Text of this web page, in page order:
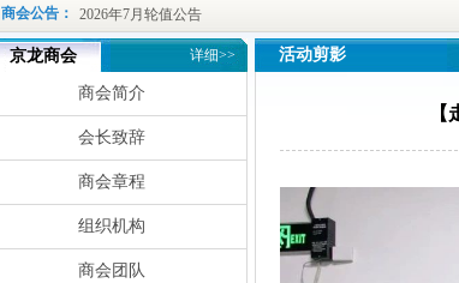
商会公告 ：
2026年7月轮值公告
2026年7月轮值公告
京龙商会 详细>>
商会简介
会长致辞
商会章程
组织机构
商会团队
活动剪影